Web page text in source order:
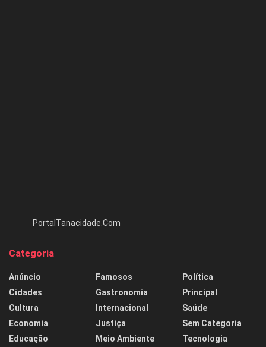
PortalTanacidade.Com
Categoria
Anúncio
Cidades
Cultura
Economia
Educação
Famosos
Gastronomia
Internacional
Justiça
Meio Ambiente
Política
Principal
Saúde
Sem Categoria
Tecnologia